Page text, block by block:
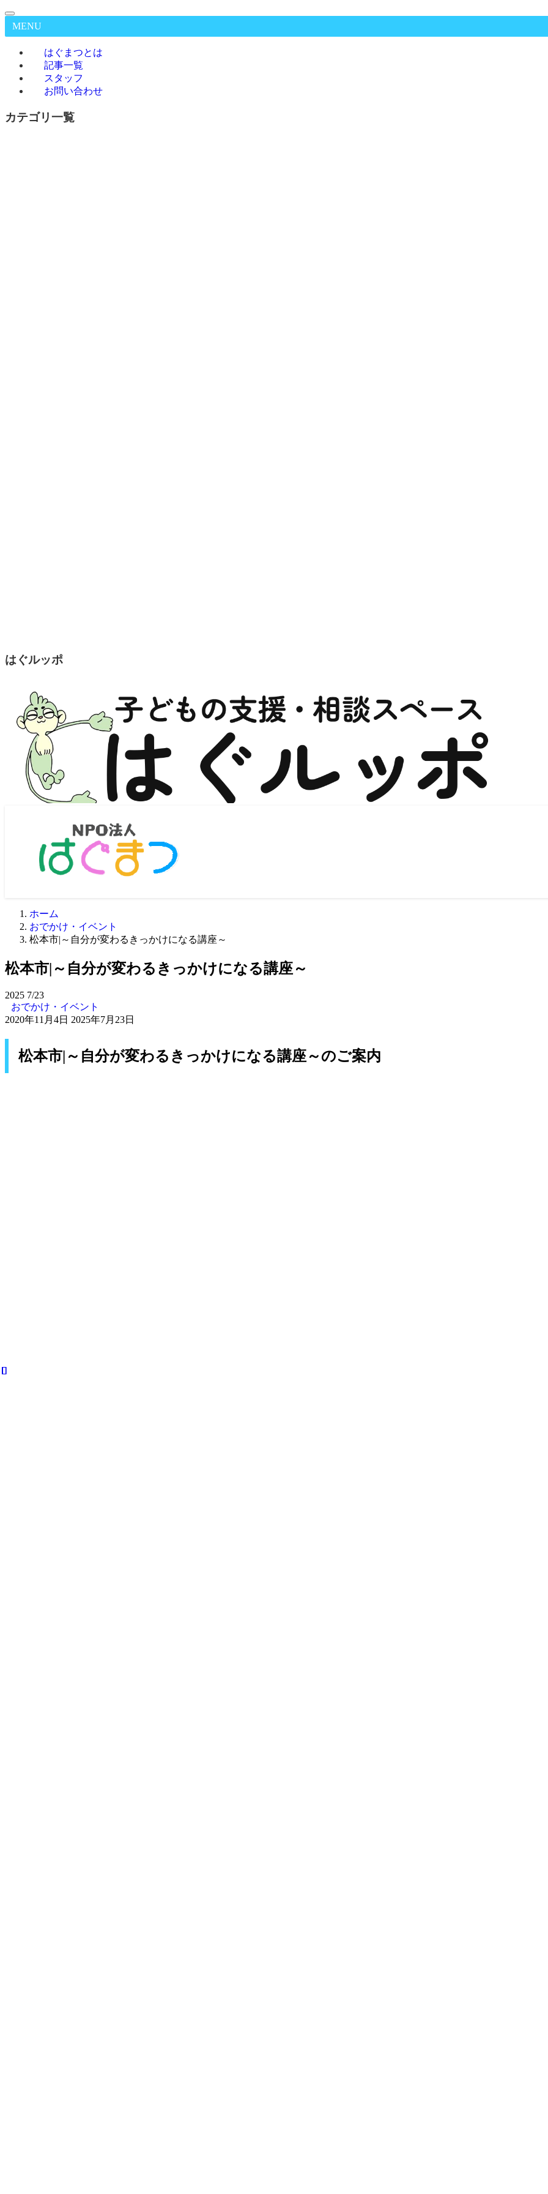
MENU
はぐまつとは
記事一覧
スタッフ
お問い合わせ
カテゴリ一覧
はぐルッポ
ホーム
おでかけ・イベント
松本市|～自分が変わるきっかけになる講座～
松本市|～自分が変わるきっかけになる講座～
2025 7/23
おでかけ・イベント
2020年11月4日 2025年7月23日
松本市|～自分が変わるきっかけになる講座～のご案内